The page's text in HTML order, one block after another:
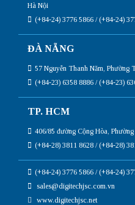
Hà Nội
(+84-24) 3776 5866 / (+84-24)
ĐÀ NẴNG
57 Nguyễn Thanh Năm, Phường
(+84-23) 6358 8886 / (+84-23)
TP. HCM
406/85 đường Cộng Hòa,
(+84-28) 3811 8628 / (+84-28)
(+84-24) 3776 5866 / (+84-24)
sales@digitechjsc.com.vn
www.digitechjsc.net